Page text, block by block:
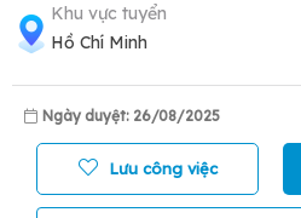
Khu vực tuyển
Hồ Chí Minh
Ngày duyệt: 26/08/2025
Lưu công việc